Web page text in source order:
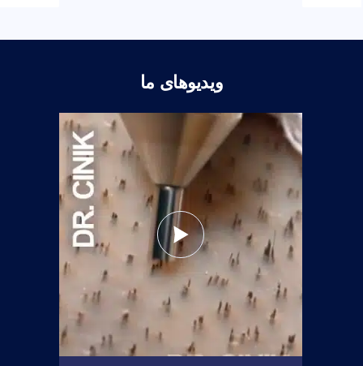
ویدیوهای ما